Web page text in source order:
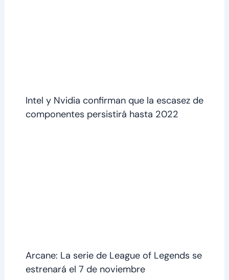
Intel y Nvidia confirman que la escasez de
componentes persistirá hasta 2022
Arcane: La serie de League of Legends se
estrenará el 7 de noviembre